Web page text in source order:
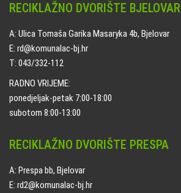
RECIKLAŽNO DVORIŠTE BJELOVAR
A: Ulica Tomaša Garika Masaryka 4b, Bjelovar
E: rd@komunalac-bj.hr
T: 043/332-112
RADNO VRIJEME:
ponedjeljak-petak 7:00-18:00
subotom 8:00-13:00
RECIKLAŽNO DVORIŠTE PRESPA
A: Prespa bb, Bjelovar
E: rd2@komunalac-bj.hr